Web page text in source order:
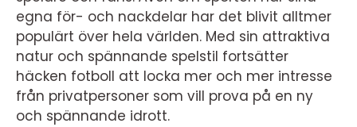
egna för- och nackdelar har det blivit alltmer
populärt över hela världen. Med sin attraktiva
natur och spännande spelstil fortsätter
häcken fotboll att locka mer och mer intresse
från privatpersoner som vill prova på en ny
och spännande idrott.